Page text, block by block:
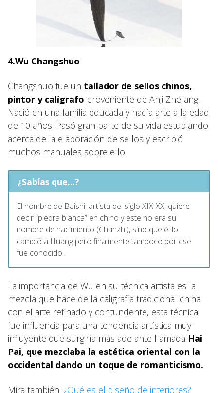
4.Wu Changshuo
Changshuo fue un tallador de sellos chinos,
pintor y calígrafo proveniente de Anji Zhejiang.
Nació en una familia educada y hacía arte a la edad
de 10 años. Pasó gran parte de su vida estudiando
acerca de la elaboración de sellos y escribió
muchos manuales sobre ello.
¿Sabías que...?
El nombre de Baishi, artista del siglo XIX-XX, quiere
decir “piedra blanca” en chino y este no era su
nombre de nacimiento (Chunzhi), sino que él lo
cambió a Huang pero finalmente tampoco por ese
fue conocido.
La importancia de Wu en su técnica artista es la
mezcla que hace de la caligrafía tradicional china
con el arte refinado y contundente, esta técnica
fue influencia para una tendencia artística muy
influyente que surgiría más adelante llamada Hai
Pai, que mezclaba la estética oriental con la
occidental dando un toque de romanticismo.
Mira también: ¿Qué es el diseño de interiores?